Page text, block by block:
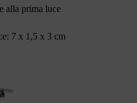
alla prima luce
7 x 1,5 x 3 cm